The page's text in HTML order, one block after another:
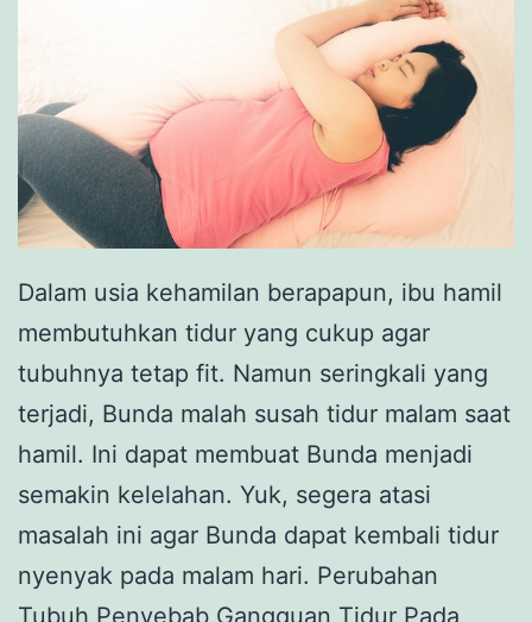
Dalam usia kehamilan berapapun, ibu hamil
membutuhkan tidur yang cukup agar
tubuhnya tetap fit. Namun seringkali yang
terjadi, Bunda malah susah tidur malam saat
hamil. Ini dapat membuat Bunda menjadi
semakin kelelahan. Yuk, segera atasi
masalah ini agar Bunda dapat kembali tidur
nyenyak pada malam hari. Perubahan
Tubuh Penyebab Gangguan Tidur Pada